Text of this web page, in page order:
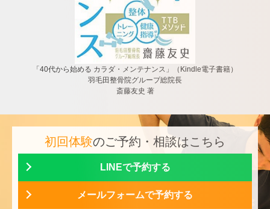
「40代から始める カラダ・メンテナンス」（Kindle電子書籍）
羽毛田整骨院グループ総院長
斎藤友史 著
初回体験のご予約・相談はこちら
LINEで予約する
メールフォームで予約する